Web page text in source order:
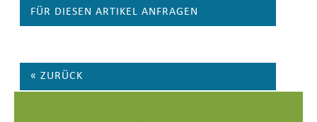
FÜR DIESEN ARTIKEL ANFRAGEN
« ZURÜCK